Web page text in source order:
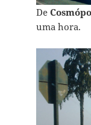
De
uma hora.